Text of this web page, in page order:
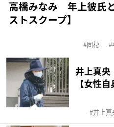
高橋みなみ 年上彼氏
ストスクープ】
同棲
井上真
【女性
井上真